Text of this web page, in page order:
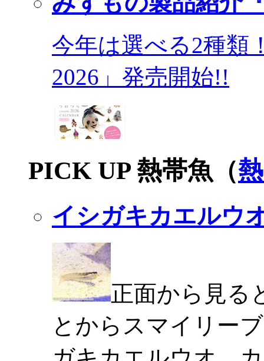
今年は選べる2種類
2026」発売開始!!
PICK UP 熱帯魚（
イシガキカエルウ
正面から見る
とからスマイリー